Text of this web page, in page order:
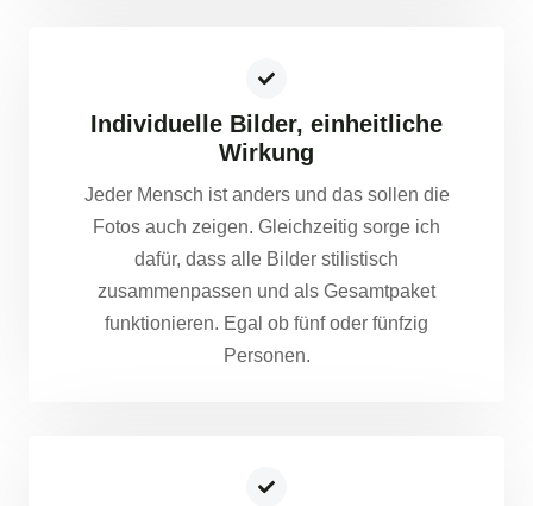
Individuelle Bilder, einheitliche
Wirkung
Jeder Mensch ist anders und das sollen die
Fotos auch zeigen. Gleichzeitig sorge ich
dafür, dass alle Bilder stilistisch
zusammenpassen und als Gesamtpaket
funktionieren. Egal ob fünf oder fünfzig
Personen.